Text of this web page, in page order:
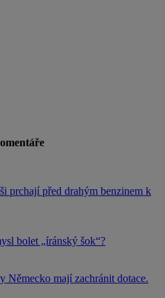
prchají před drahým benzinem k
bolet „íránský šok“?
Německo mají zachránit dotace.